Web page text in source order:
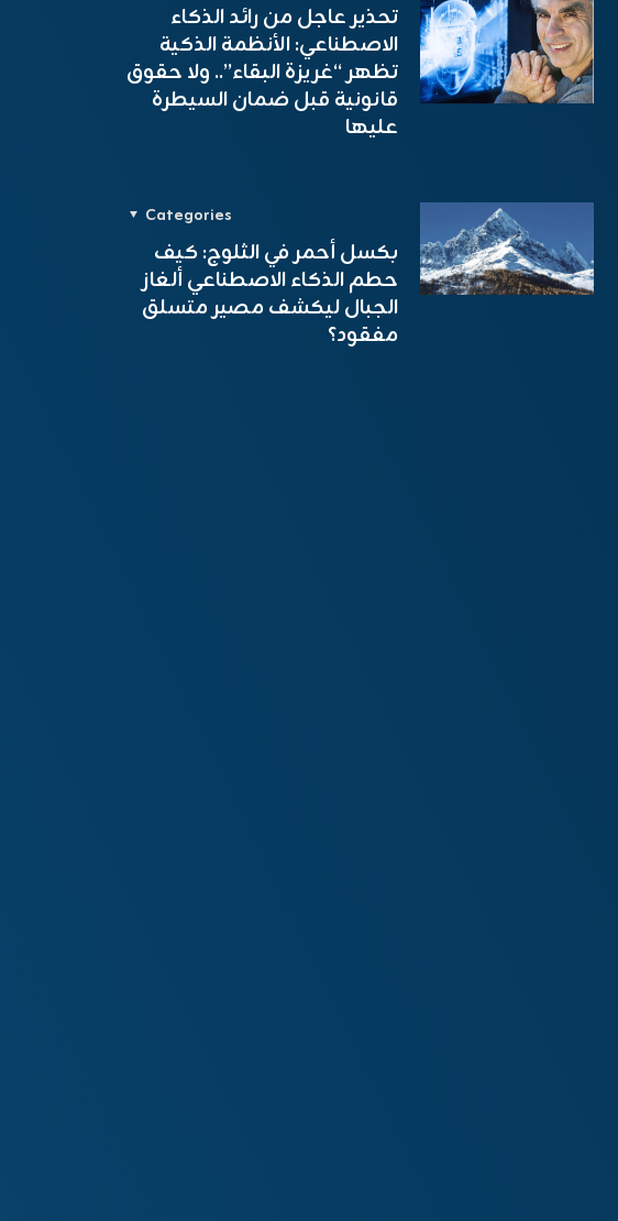
تحذير عاجل من رائد الذكاء
الاصطناعي: الأنظمة الذكية
تظهر “غريزة البقاء”.. ولا حقوق
قانونية قبل ضمان السيطرة
عليها
Categories
بكسل أحمر في الثلوج: كيف
حطم الذكاء الاصطناعي ألغاز
الجبال ليكشف مصير متسلق
مفقود؟